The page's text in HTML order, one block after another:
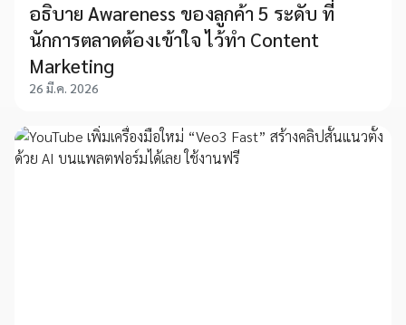
อธิบาย Awareness ของลูกค้า 5 ระดับ ที่
นักการตลาดต้องเข้าใจ ไว้ทำ Content
Marketing
26 มี.ค. 2026